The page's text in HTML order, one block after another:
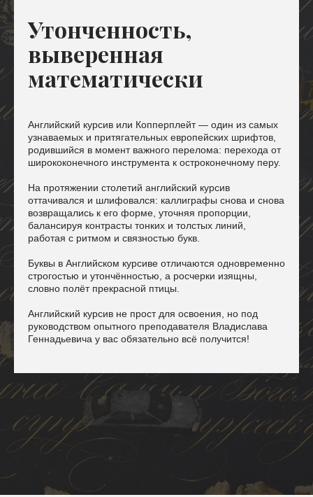
Утонченность,
выверенная
математически
Английский курсив или Копперплейт — один из самых
узнаваемых и притягательных европейских шрифтов,
родившийся в момент важного перелома: перехода от
ширококонечного инструмента к остроконечному перу.
На протяжении столетий английский курсив
оттачивался и шлифовался: каллиграфы снова и снова
возвращались к его форме, уточняя пропорции,
балансируя контрасты тонких и толстых линий,
работая с ритмом и связностью букв.
Буквы в Английском курсиве отличаются одновременно
строгостью и утончённостью, а росчерки изящны,
словно полёт прекрасной птицы.
Английский курсив не прост для освоения, но под
руководством опытного преподавателя Владислава
Геннадьевича у вас обязательно всё получится!